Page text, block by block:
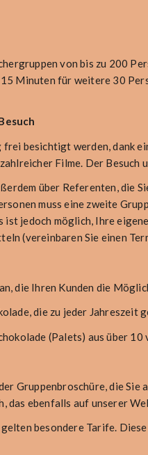
von bis zu 200
Minuten für weitere 30
frei besichtigt werden, dank
Filme. Der
über Referenten, die
muss eine zweite
jedoch möglich, Ihre
(vereinbaren Sie einen
die Ihren Kunden die
die zu jeder Jahreszeit
(Palets) aus über 10
Gruppenbroschüre, die
das ebenfalls auf unserer
besondere Tarife.